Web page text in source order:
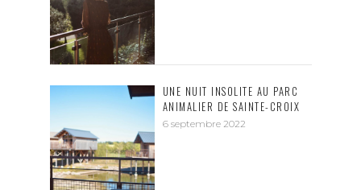
UNE NUIT INSOLITE AU PARC
ANIMALIER DE SAINTE-CROIX
6 septembre 2022